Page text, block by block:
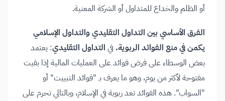
أو الظلم والخداع للمتداول أو الشركة المعنية.
الفرق الأساسي بين التداول التقليدي والتداول الإسلامي
يكمن في منع الفوائد الربوية. في التداول التقليدي: يعتمد
بعض الوسطاء على فرض فوائد على العمليات المالية إذا بقيت
مفتوحة لأكثر من يوم، وهو ما يعرف بـ "فوائد التبييت" أو
"السواب". هذه الفوائد تعد ربوية في الإسلام، وبالتالي تحرم على